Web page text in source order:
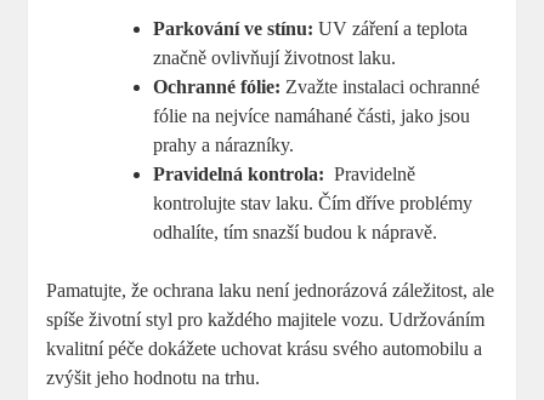
Parkování ⁤ve stínu: UV záření a teplota
značně ovlivňují životnost laku.
Ochranné‌ fólie: Zvažte instalaci ochranné
fólie na nejvíce namáhané části, jako​ jsou‍
prahy a nárazníky.
Pravidelná kontrola: ⁣ Pravidelně
kontrolujte stav laku. ‌Čím dříve problémy
odhalíte, tím snazší budou k nápravě.
Pamatujte, že ochrana⁢ laku není jednorázová záležitost, ale
spíše životní styl pro každého majitele vozu. ​Udržováním
kvalitní⁣ péče dokážete uchovat krásu‌ svého ‍automobilu a
zvýšit ‌jeho ​hodnotu na trhu.